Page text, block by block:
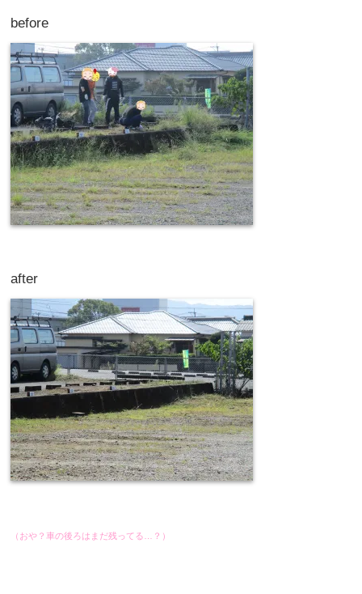
before
after
（おや？車の後ろはまだ残ってる…？）